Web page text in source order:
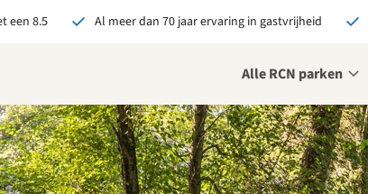
een 8.5 Al meer dan 70 jaar ervaring in gastvrijheid
Alle RCN parken
bij RCN boekt, krijg je:
De beste prijsgarantie